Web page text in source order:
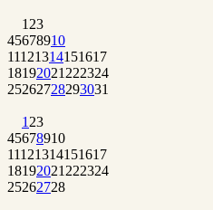
1 23
45678910
11121314151617
18192021 222324
25262728293031
1 23
45678910
11121314151617
18192021 222324
25262728